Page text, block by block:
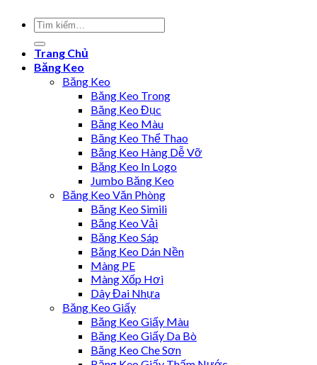
Trang Chủ
Băng Keo
Băng Keo
Băng Keo Trong
Băng Keo Đục
Băng Keo Màu
Băng Keo Thể Thao
Băng Keo Hàng Dễ Vỡ
Băng Keo In Logo
Jumbo Băng Keo
Băng Keo Văn Phòng
Băng Keo Simili
Băng Keo Vải
Băng Keo Sáp
Băng Keo Dán Nền
Màng PE
Màng Xốp Hơi
Dây Đai Nhựa
Băng Keo Giấy
Băng Keo Giấy Màu
Băng Keo Giấy Da Bò
Băng Keo Che Sơn